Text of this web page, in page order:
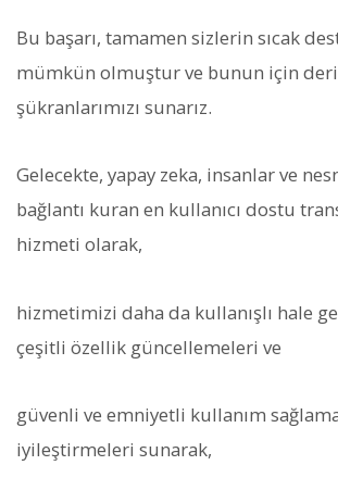
Bu başarı, tamamen sizlerin sıcak
mümkün olmuştur ve bunun için
şükranlarımızı sunarız.
Gelecekte, yapay zeka, insanlar ve
bağlantı kuran en kullanıcı dostu
hizmeti olarak,
hizmetimizi daha da kullanışlı hale
çeşitli özellik güncellemeleri ve
güvenli ve emniyetli kullanım
iyileştirmeleri sunarak,